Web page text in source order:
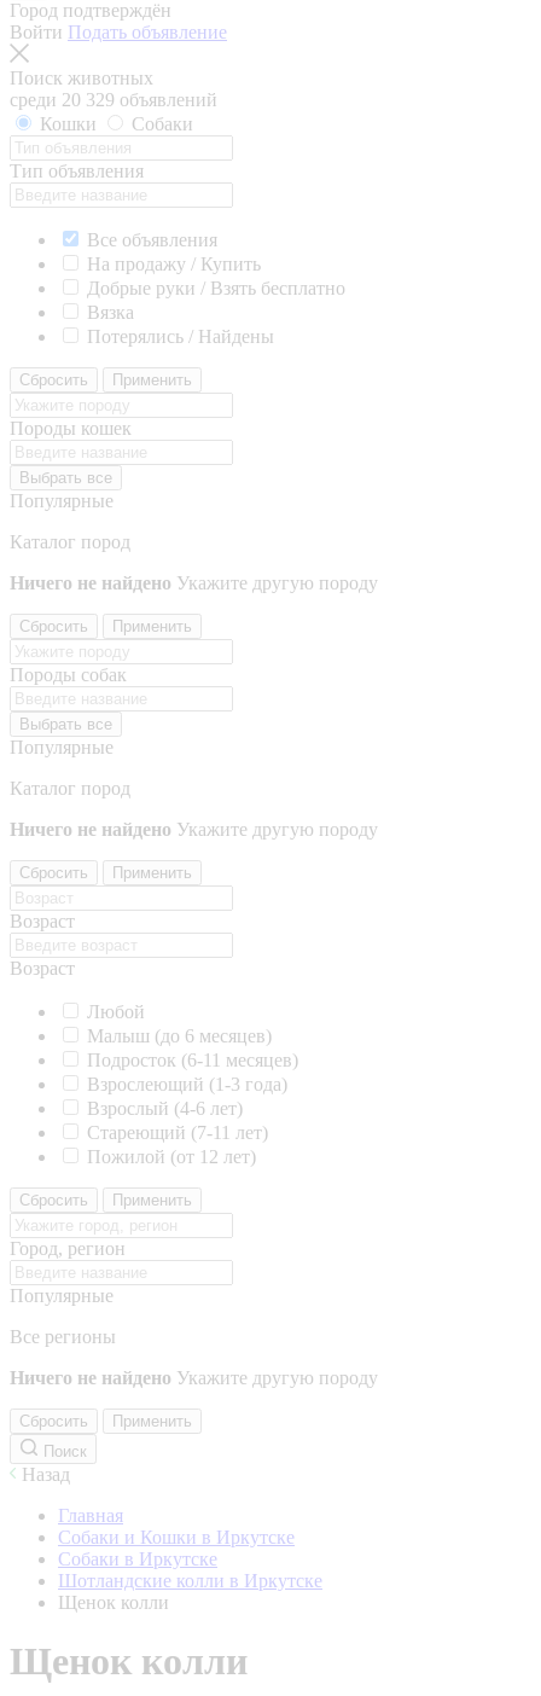
Город подтверждён
Войти Подать объявление
Поиск животных
среди 20 329 объявлений
Кошки
Собаки
Тип объявления
Все объявления
На продажу / Купить
Добрые руки / Взять бесплатно
Вязка
Потерялись / Найдены
Сбросить Применить
Породы кошек
Выбрать все
Популярные
Каталог пород
Ничего не найдено Укажите другую породу
Сбросить Применить
Породы собак
Выбрать все
Популярные
Каталог пород
Ничего не найдено Укажите другую породу
Сбросить Применить
Возраст
Возраст
Любой
Малыш (до 6 месяцев)
Подросток (6-11 месяцев)
Взрослеющий (1-3 года)
Взрослый (4-6 лет)
Стареющий (7-11 лет)
Пожилой (от 12 лет)
Сбросить Применить
Город, регион
Популярные
Все регионы
Ничего не найдено Укажите другую породу
Сбросить
Применить
Поиск
Назад
Главная
Собаки и Кошки в Иркутске
Собаки в Иркутске
Шотландские колли в Иркутске
Щенок колли
Щенок колли